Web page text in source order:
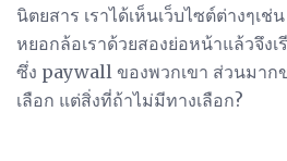
นิตยสาร เราได้เห็นเว็บไซต์ต่างๆเ
หยอกล้อเราด้วยสองย่อหน้าแล้วจึงเ
ซึ่ง paywall ของพวกเขา ส่วนมาก
เลือก แต่สิ่งที่ถ้าไม่มีทางเลือก?